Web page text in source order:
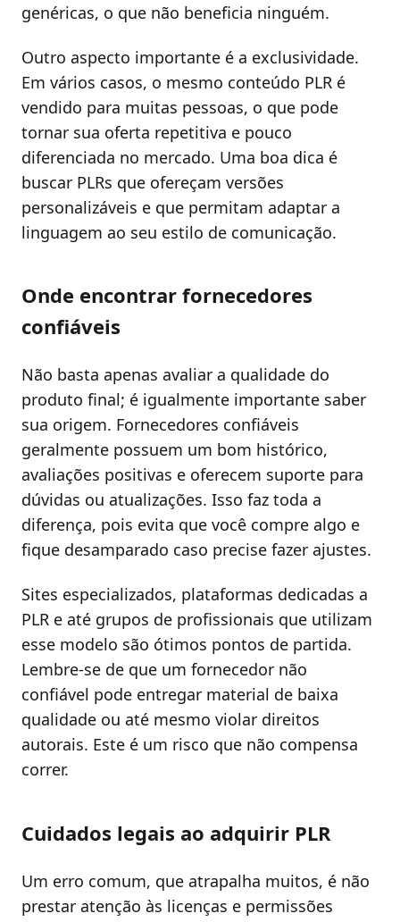
genéricas, o que não beneficia ninguém.
Outro aspecto importante é a exclusividade.
Em vários casos, o mesmo conteúdo PLR é
vendido para muitas pessoas, o que pode
tornar sua oferta repetitiva e pouco
diferenciada no mercado. Uma boa dica é
buscar PLRs que ofereçam versões
personalizáveis e que permitam adaptar a
linguagem ao seu estilo de comunicação.
Onde encontrar fornecedores
confiáveis
Não basta apenas avaliar a qualidade do
produto final; é igualmente importante saber
sua origem. Fornecedores confiáveis
geralmente possuem um bom histórico,
avaliações positivas e oferecem suporte para
dúvidas ou atualizações. Isso faz toda a
diferença, pois evita que você compre algo e
fique desamparado caso precise fazer ajustes.
Sites especializados, plataformas dedicadas a
PLR e até grupos de profissionais que utilizam
esse modelo são ótimos pontos de partida.
Lembre-se de que um fornecedor não
confiável pode entregar material de baixa
qualidade ou até mesmo violar direitos
autorais. Este é um risco que não compensa
correr.
Cuidados legais ao adquirir PLR
Um erro comum, que atrapalha muitos, é não
prestar atenção às licenças e permissões